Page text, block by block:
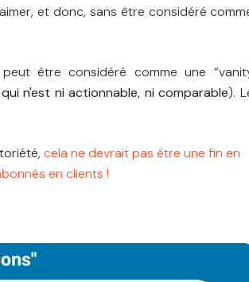
et donc, sans être considéré
être considéré comme une
n'est ni actionnable, ni comparable).
cela ne devrait pas être une fin en
en clients !